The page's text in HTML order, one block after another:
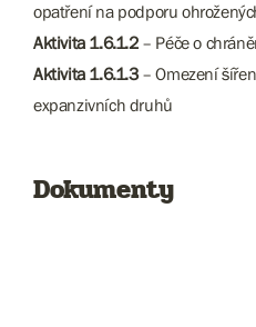
opatření na podporu
Aktivita 1.6.1.2– Péče o
Aktivita 1.6.1.3– Omezení
expanzivních druhů
Dokumenty